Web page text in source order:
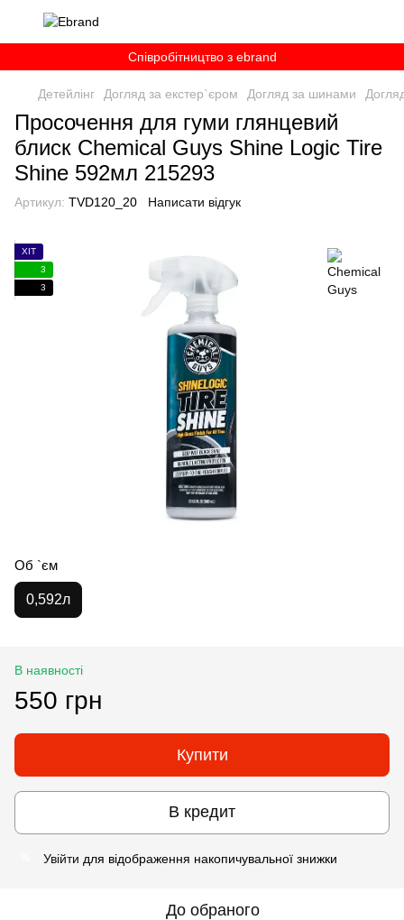
Співробітництво з ebrand
Детейлінг Догляд за екстер`єром Догляд за шинами
Просочення для гуми глянцевий
блиск Chemical Guys Shine Logic Tire
Shine 592мл 215293
Артикул: TVD120_20 Написати відгук
ХІТ
3
3
Об `єм
0,592л
В наявності
550 грн
Купити
В кредит
Увійти для відображення накопичувальної знижки
До обраного